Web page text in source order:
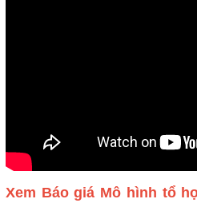
Xem Báo giá Mô hình tổ